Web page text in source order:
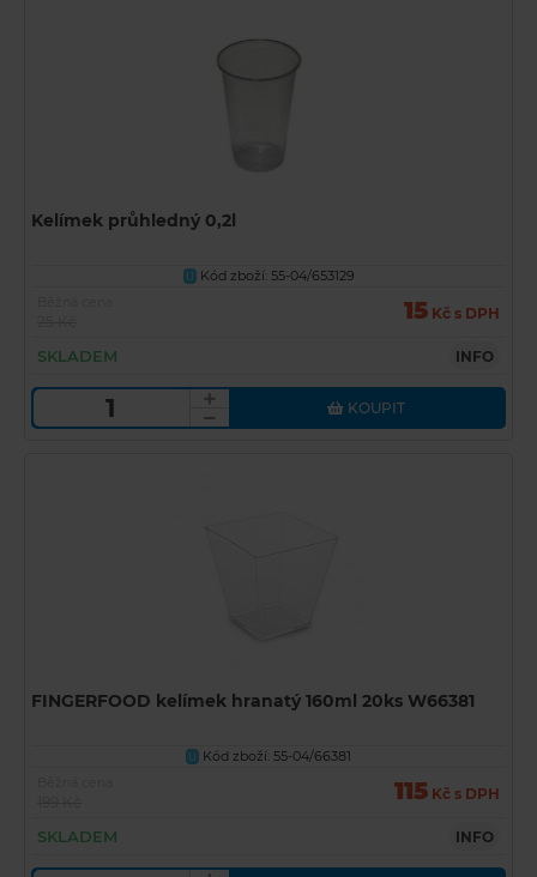
Kelímek průhledný 0,2l
U Kód zboží: 55-04/653129
15 Kč s DPH
SKLADEM INFO
KOUPIT
FINGERFOOD kelímek hranatý 160ml 20ks W66381
U
Kód zboží: 55-04/66381
115 Kč s DPH
SKLADEM INFO